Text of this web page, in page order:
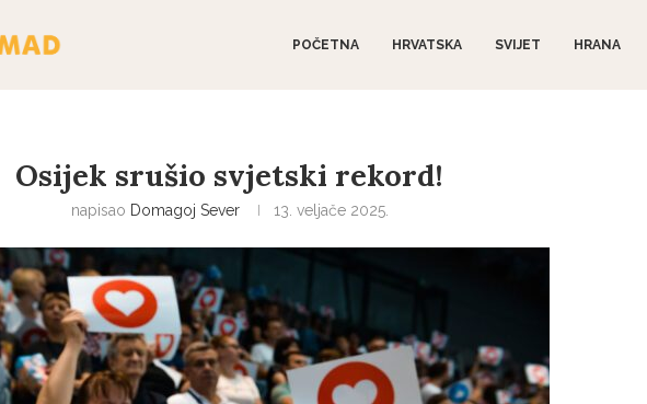
POČETNA HRVATSKA SVIJET HRANA
Osijek srušio svjetski rekord!
napisao Domagoj Sever 13. veljače 2025.